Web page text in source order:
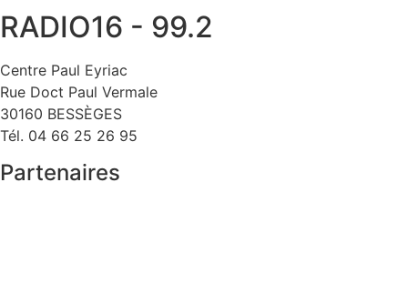
RADIO16 - 99.2
Centre Paul Eyriac
Rue Doct Paul Vermale
30160 BESSÈGES
Tél. 04 66 25 26 95
Partenaires